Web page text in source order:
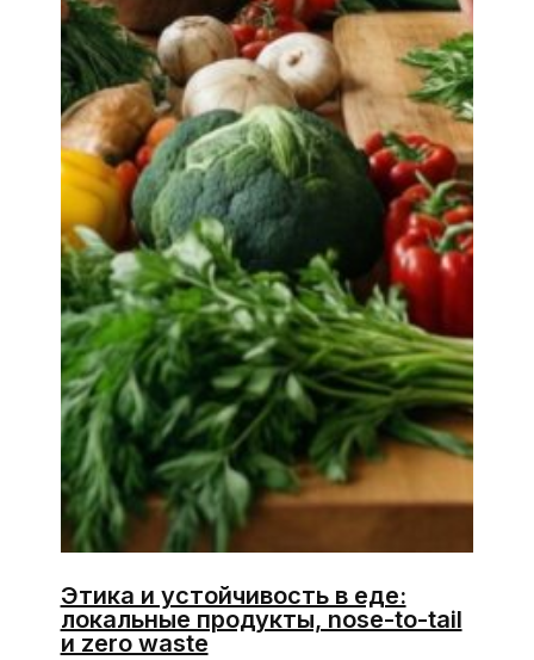
Этика и устойчивость в еде:
локальные продукты, nose-to-tail
и zero waste